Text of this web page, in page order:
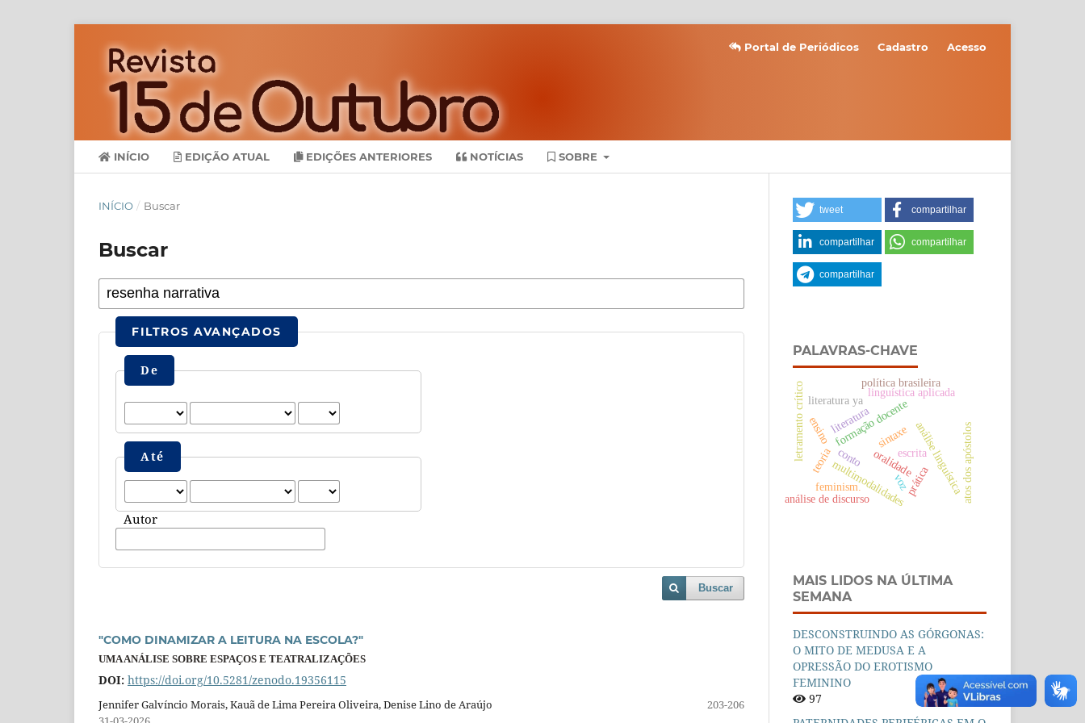
INÍCIO EDIÇÃO ATUAL EDIÇÕES ANTERIORES NOTÍCIAS SOBRE
Portal de Periódicos Cadastro Acesso
INÍCIO / Buscar
Buscar
FILTROS AVANÇADOS
De
Até
Autor
Buscar
"COMO DINAMIZAR A LEITURA NA ESCOLA?"
UMA ANÁLISE SOBRE ESPAÇOS E TEATRALIZAÇÕES
DOI: https://doi.org/10.5281/zenodo.19356115
Jennifer Galvíncio Morais, Kauã de Lima Pereira Oliveira, Denise Lino de Araújo
203-206
tweet compartilhar
compartilhar compartilhar
compartilhar
PALAVRAS-CHAVE
formação docente
teoria
prática
ensino
oralidade
letramento crítico
multimodalidades
linguística aplicada
análise linguística
sintaxe atos dos apóstolos
análise de discurso
política brasileira
escrita
literatura
literatura ya
conto
voz
feminism.
MAIS LIDOS NA ÚLTIMA
SEMANA
DESCONSTRUINDO AS GÓRGONAS:
O MITO DE MEDUSA E A
OPRESSÃO DO EROTISMO
FEMININO
97